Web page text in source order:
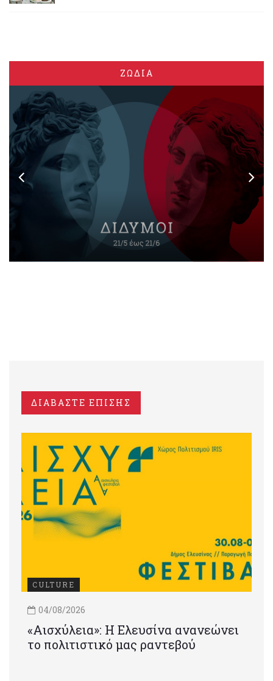
ΖΩΔΙΑ
ΔΙΑΒΑΣΤΕ ΕΠΙΣΗΣ
CULTURE
04/08/2026
«Αισχύλεια»: Η Ελευσίνα ανανεώνει
το πολιτιστικό μας ραντεβού